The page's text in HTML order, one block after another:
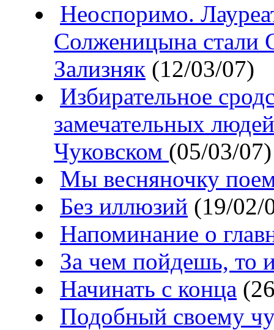
Неоспоримо.
Солженицына стали
Зализняк (12/03/07)
Избирательное
замечательных
Чуковском (05/03/07)
Мы весняночку
Без иллюзий (19/02/
Напоминание о
За чем пойдешь, то
Начинать с конца
Подобный своему